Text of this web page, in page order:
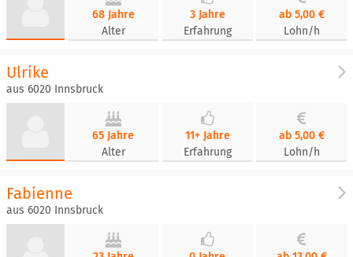
68 Jahre
Alter
3 Jahre
Erfahrung
ab 5,00 €
Lohn/h
Ulrike
aus 6020 Innsbruck
65 Jahre
Alter
11+ Jahre
Erfahrung
ab 5,00 €
Lohn/h
Fabienne
aus 6020 Innsbruck